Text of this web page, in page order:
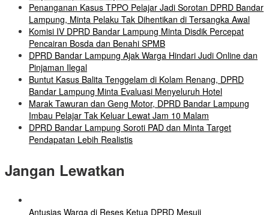
Penanganan Kasus TPPO Pelajar Jadi Sorotan DPRD Bandar
Lampung, Minta Pelaku Tak Dihentikan di Tersangka Awal
Komisi IV DPRD Bandar Lampung Minta Disdik Percepat
Pencairan Bosda dan Benahi SPMB
DPRD Bandar Lampung Ajak Warga Hindari Judi Online dan
Pinjaman Ilegal
Buntut Kasus Balita Tenggelam di Kolam Renang, DPRD
Bandar Lampung Minta Evaluasi Menyeluruh Hotel
Marak Tawuran dan Geng Motor, DPRD Bandar Lampung
Imbau Pelajar Tak Keluar Lewat Jam 10 Malam
DPRD Bandar Lampung Soroti PAD dan Minta Target
Pendapatan Lebih Realistis
Jangan Lewatkan
Antusias Warga di Reses Ketua DPRD Mesuji